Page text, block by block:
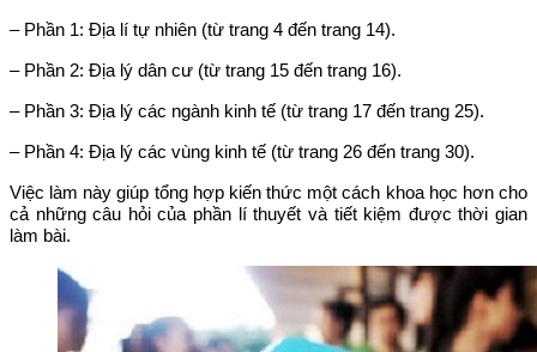
– Phần 1: Địa lí tự nhiên (từ trang 4 đến trang 14).
– Phần 2: Địa lý dân cư (từ trang 15 đến trang 16).
– Phần 3: Địa lý các ngành kinh tế (từ trang 17 đến trang 25).
– Phần 4: Địa lý các vùng kinh tế (từ trang 26 đến trang 30).
Việc làm này giúp tổng hợp kiến thức một cách khoa học hơn cho
cả những câu hỏi của phần lí thuyết và tiết kiệm được thời gian
làm bài.